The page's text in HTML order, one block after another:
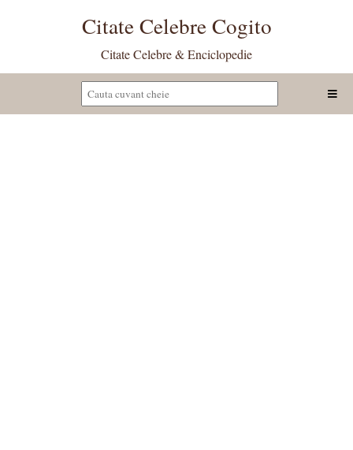
Citate Celebre Cogito
Citate Celebre & Enciclopedie